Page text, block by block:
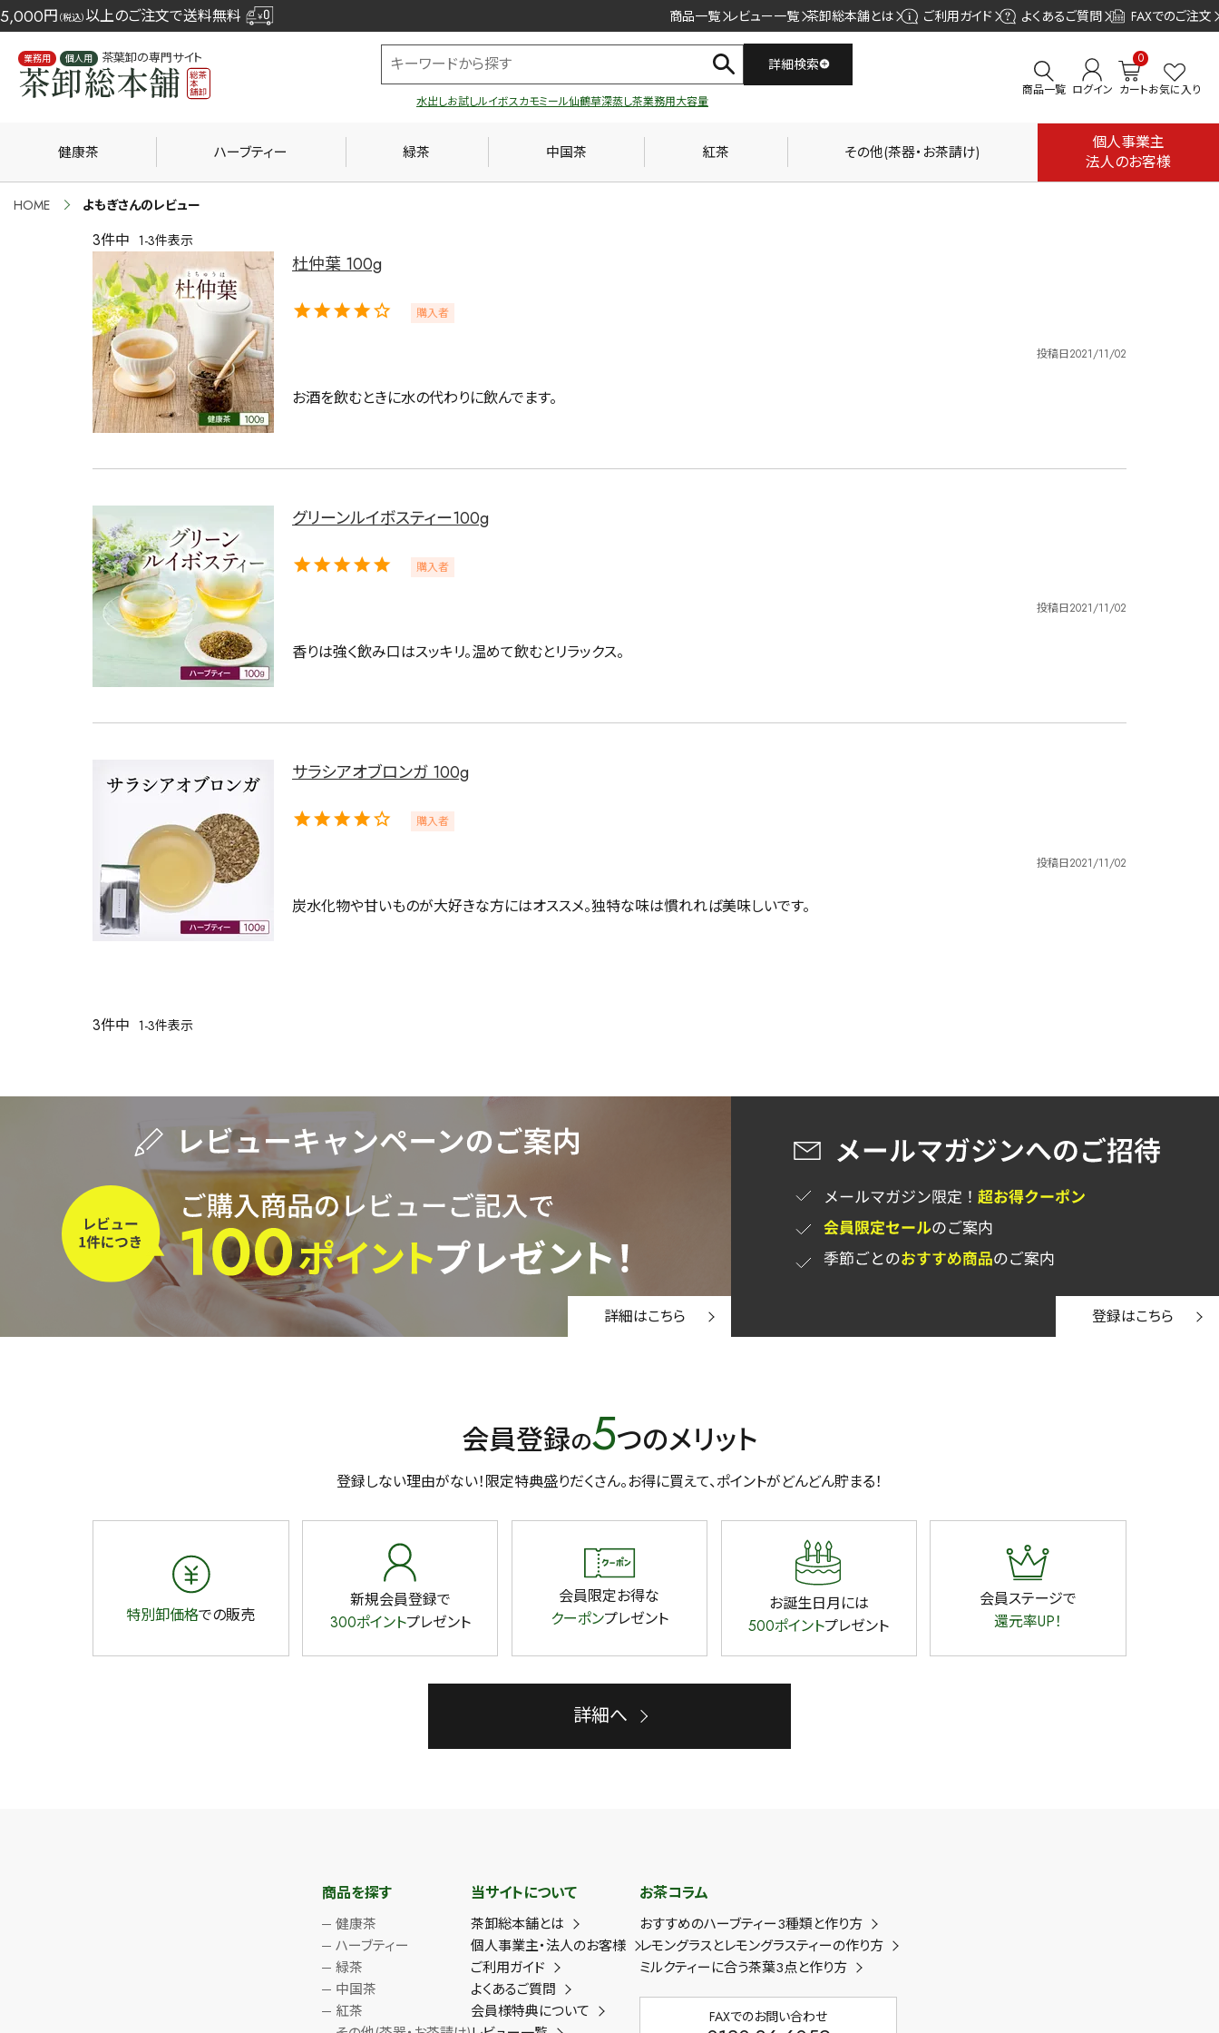
5,000円 （税込） 以上のご注文で送料無料 商品一覧 レビュー一覧 茶卸総本舗とは ご利用ガイド よくあるご質問 FAXでのご注文
業務用 個人用 茶葉卸の専門サイト
水出しお試しルイボスカモミール仙鶴草深蒸し茶業務用大容量
詳細検索
キーワードで探す
茶葉を選択
健康茶 ハーブティー 中国茶
容量を選択
50g 100g
商品一覧 ログイン カート
0
お気に入り
健康茶 ハーブティー 緑茶 中国茶 紅茶 その他(茶器・お茶請け)
個人事業主
法人のお客様
HOME よもぎさんのレビュー
3件中 1-3件表示
杜仲葉 100g
購入者
投稿日2021/11/02
お酒を飲むときに水の代わりに飲んでます。
グリーンルイボスティー100g
購入者
投稿日2021/11/02
香りは強く飲み口はスッキリ。温めて飲むとリラックス。
サラシアオブロンガ 100g
購入者
投稿日2021/11/02
炭水化物や甘いものが大好きな方にはオススメ。独特な味は慣れれば美味しいです。
3件中 1-3件表示
詳細はこちら 登録はこちら
会員登録の5つのメリット
登録しない理由がない！限定特典盛りだくさん。お得に買えて、ポイントがどんどん貯まる！
特別卸価格での販売
新規会員登録で
300ポイントプレゼント
会員限定お得な
クーポンプレゼント
お誕生日月には
500ポイントプレゼント
会員ステージで
還元率UP！
詳細へ
商品を探す
健康茶
ハーブティー
緑茶
中国茶
紅茶
当サイトについて
茶卸総本舗とは
個人事業主・法人のお客様
ご利用ガイド
よくあるご質問
会員様特典について
お茶コラム
おすすめのハーブティー3種類と作り方
レモングラスとレモングラスティーの作り方
ミルクティーに合う茶葉3点と作り方
FAXでのお問い合わせ